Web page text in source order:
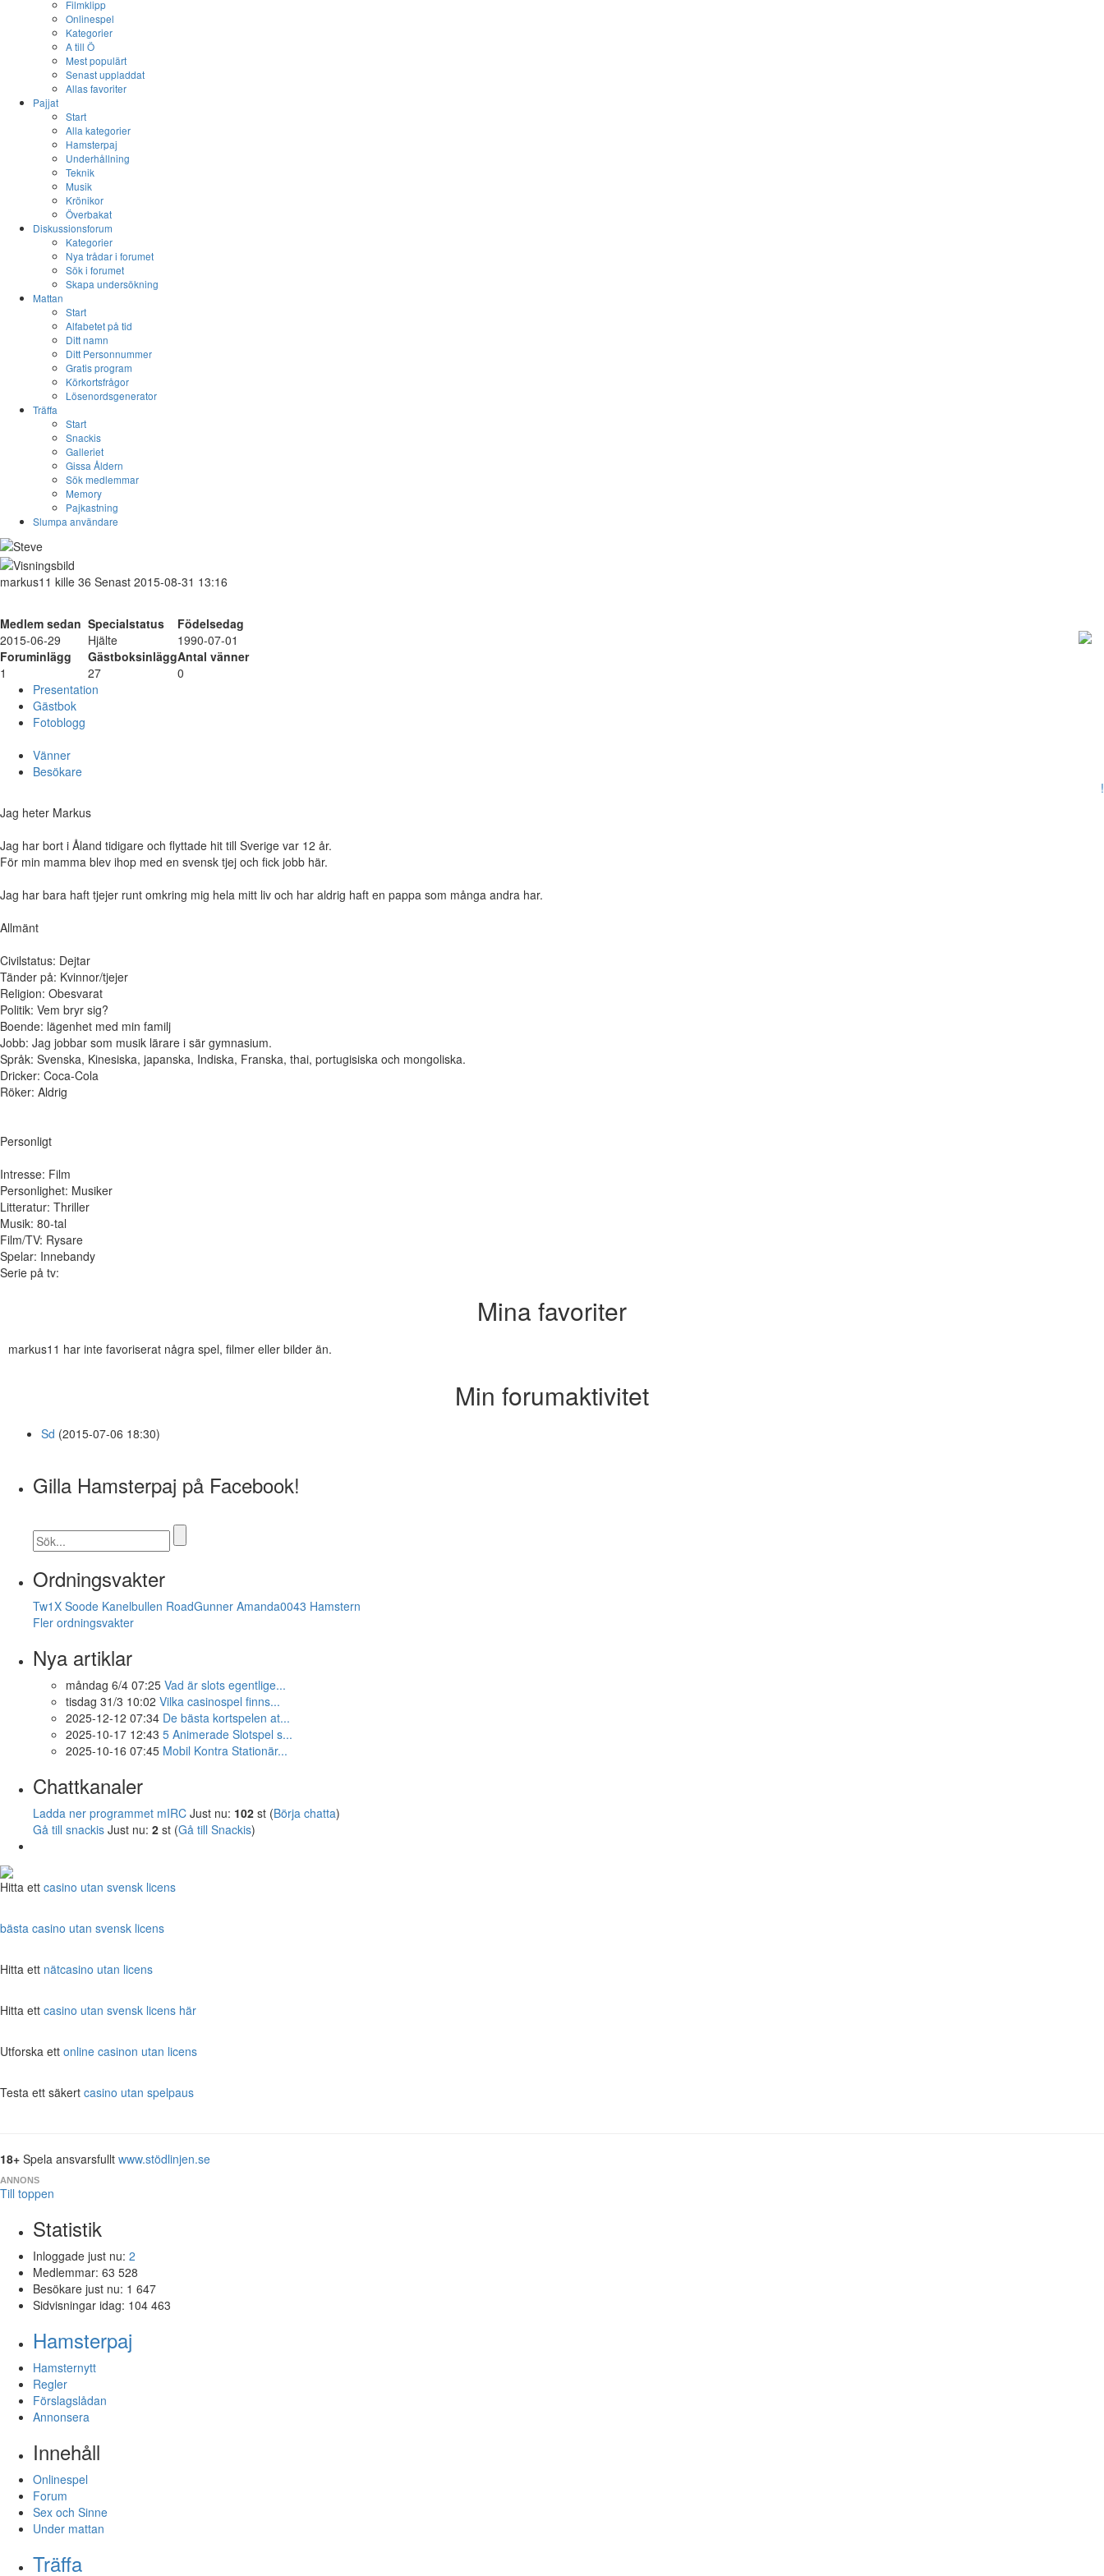
Filmklipp
Onlinespel
Kategorier
A till Ö
Mest populärt
Senast uppladdat
Allas favoriter
Pajjat
Start
Alla kategorier
Hamsterpaj
Underhållning
Teknik
Musik
Krönikor
Överbakat
Diskussionsforum
Kategorier
Nya trådar i forumet
Sök i forumet
Skapa undersökning
Mattan
Start
Alfabetet på tid
Ditt namn
Ditt Personnummer
Gratis program
Körkortsfrågor
Lösenordsgenerator
Träffa
Start
Snackis
Galleriet
Gissa Åldern
Sök medlemmar
Memory
Pajkastning
Slumpa användare
markus11 kille 36 Senast 2015-08-31 13:16
Medlem sedan Specialstatus
Födelsedag
2015-06-29
Hjälte
1990-07-01
Foruminlägg
GästboksinläggAntal vänner
1
27
0
Presentation
Gästbok
Fotoblogg
Vänner
Besökare
!
Jag heter Markus
Jag har bort i Åland tidigare och flyttade hit till Sverige var 12 år.
För min mamma blev ihop med en svensk tjej och fick jobb här.
Jag har bara haft tjejer runt omkring mig hela mitt liv och har aldrig haft en pappa som många andra har.
Allmänt
Civilstatus: Dejtar
Tänder på: Kvinnor/tjejer
Religion: Obesvarat
Politik: Vem bryr sig?
Boende: lägenhet med min familj
Jobb: Jag jobbar som musik lärare i sär gymnasium.
Språk: Svenska, Kinesiska, japanska, Indiska, Franska, thai, portugisiska och mongoliska.
Dricker: Coca-Cola
Röker: Aldrig
Personligt
Intresse: Film
Personlighet: Musiker
Litteratur: Thriller
Musik: 80-tal
Film/TV: Rysare
Spelar: Innebandy
Serie på tv:
Mina favoriter
markus11 har inte favoriserat några spel, filmer eller bilder än.
Min forumaktivitet
Sd (2015-07-06 18:30)
Gilla Hamsterpaj på Facebook!
Ordningsvakter
Tw1X Soode Kanelbullen RoadGunner Amanda0043 Hamstern
Fler ordningsvakter
Nya artiklar
måndag 6/4 07:25 Vad är slots egentlige...
tisdag 31/3 10:02 Vilka casinospel finns...
2025-12-12 07:34 De bästa kortspelen at...
2025-10-17 12:43 5 Animerade Slotspel s...
2025-10-16 07:45 Mobil Kontra Stationär...
Chattkanaler
Ladda ner programmet mIRC Just nu: 102 st (Börja chatta)
Gå till snackis Just nu: 2 st (Gå till Snackis)
Hitta ett casino utan svensk licens
bästa casino utan svensk licens
Hitta ett nätcasino utan licens
Hitta ett casino utan svensk licens här
Utforska ett online casinon utan licens
Testa ett säkert casino utan spelpaus
18+ Spela ansvarsfullt www.stödlinjen.se
ANNONS
Till toppen
Statistik
Inloggade just nu: 2
Medlemmar: 63 528
Besökare just nu: 1 647
Sidvisningar idag: 104 463
Hamsterpaj
Hamsternytt
Regler
Förslagslådan
Annonsera
Innehåll
Onlinespel
Forum
Sex och Sinne
Under mattan
Träffa